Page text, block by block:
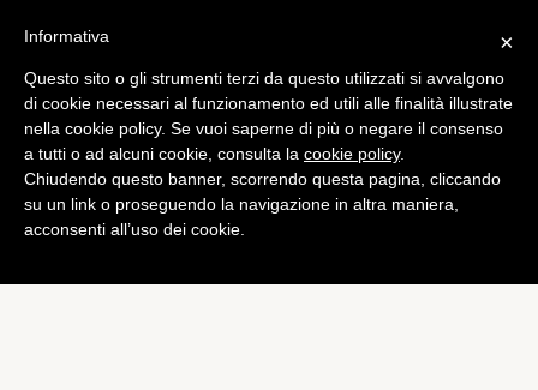
×
Informativa
Questo sito o gli strumenti terzi da questo utilizzati si avvalgono
di cookie necessari al funzionamento ed utili alle finalità illustrate
nella cookie policy. Se vuoi saperne di più o negare il consenso
a tutti o ad alcuni cookie, consulta la cookie policy.
Chiudendo questo banner, scorrendo questa pagina, cliccando
su un link o proseguendo la navigazione in altra maniera,
acconsenti all’uso dei cookie.